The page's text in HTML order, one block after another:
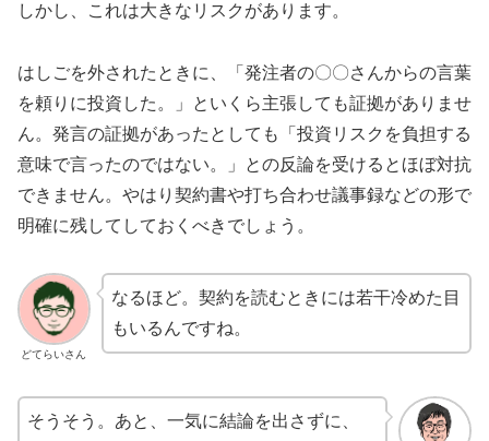
しかし、これは大きなリスクがあります。
はしごを外されたときに、「発注者の〇〇さんからの言葉
を頼りに投資した。」といくら主張しても証拠がありませ
ん。発言の証拠があったとしても「投資リスクを負担する
意味で言ったのではない。」との反論を受けるとほぼ対抗
できません。やはり契約書や打ち合わせ議事録などの形で
明確に残してしておくべきでしょう。
どてらいさん
なるほど。契約を読むときには若干冷めた目
もいるんですね。
そうそう。あと、一気に結論を出さずに、